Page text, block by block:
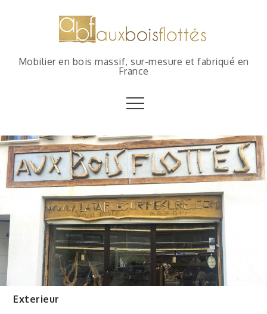
Mobilier en bois massif, sur-mesure et fabriqué en
France
Exterieur